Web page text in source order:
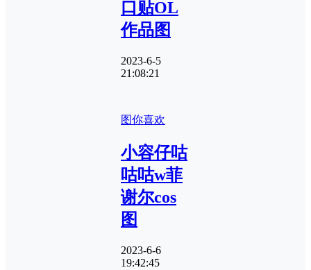
口贴OL
作品图
2023-6-5
21:08:21
图你喜欢
小容仔咕
咕咕w菲
谢尔cos
图
2023-6-6
19:42:45